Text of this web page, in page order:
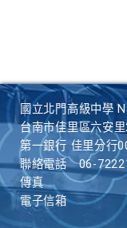
國立北門高級中學
台南市佳里區六安
第一銀行 佳里分行
聯絡電話
06-
傳真
電子信箱